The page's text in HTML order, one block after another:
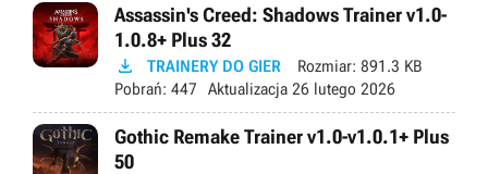
Assassin's Creed: Shadows Trainer v1.0-
1.0.8+ Plus 32
 TRAINERY DO GIER Rozmiar: 891.3 KB
Pobrań: 447 Aktualizacja 26 lutego 2026
Gothic Remake Trainer v1.0-v1.0.1+ Plus
50